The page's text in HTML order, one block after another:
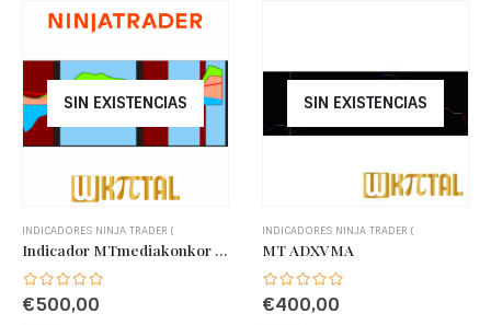
SIN EXISTENCIAS
INDICADORES NINJA TRADER (
Indicador MTmediakonkor para Ninja Trader 8
€500,00
SIN EXISTENCIAS
INDICADORES NINJA TRADER (
MT ADXVMA
€400,00